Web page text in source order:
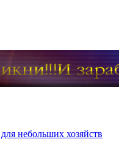
небольших хозяйств